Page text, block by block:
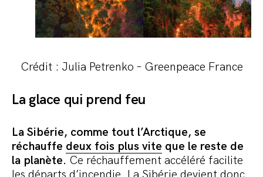
Crédit : Julia Petrenko – Greenpeace France
La glace qui prend feu
La Sibérie, comme tout l’Arctique, se
réchauffe deux fois plus vite que le reste de
la planète. Ce réchauffement accéléré facilite